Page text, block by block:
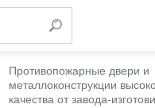
Противопожарные двери и
металлоконструкции
качества от завода-